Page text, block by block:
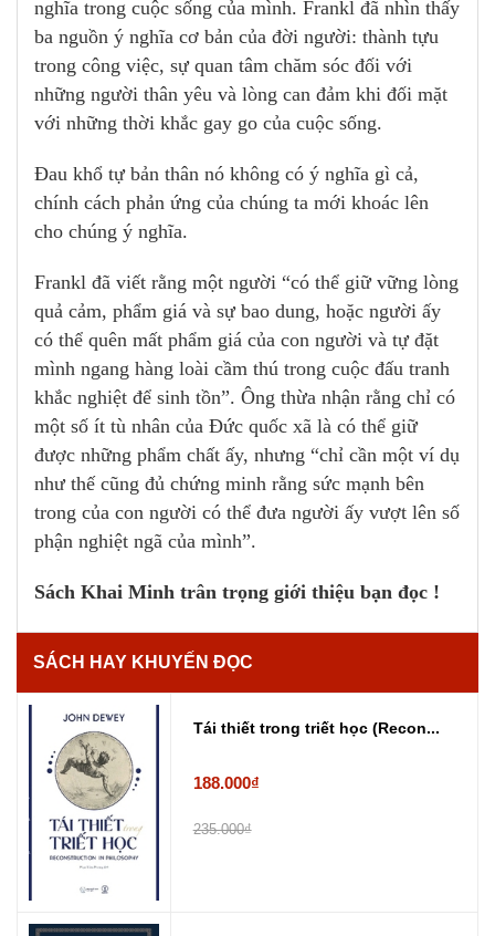
nghĩa trong cuộc sống của mình. Frankl đã nhìn thấy
ba nguồn ý nghĩa cơ bản của đời người: thành tựu
trong công việc, sự quan tâm chăm sóc đối với
những người thân yêu và lòng can đảm khi đối mặt
với những thời khắc gay go của cuộc sống.
Đau khổ tự bản thân nó không có ý nghĩa gì cả,
chính cách phản ứng của chúng ta mới khoác lên
cho chúng ý nghĩa.
Frankl đã viết rằng một người “có thể giữ vững lòng
quả cảm, phẩm giá và sự bao dung, hoặc người ấy
có thể quên mất phẩm giá của con người và tự đặt
mình ngang hàng loài cầm thú trong cuộc đấu tranh
khắc nghiệt để sinh tồn”. Ông thừa nhận rằng chỉ có
một số ít tù nhân của Đức quốc xã là có thể giữ
được những phẩm chất ấy, nhưng “chỉ cần một ví dụ
như thế cũng đủ chứng minh rằng sức mạnh bên
trong của con người có thể đưa người ấy vượt lên số
phận nghiệt ngã của mình”.
Sách Khai Minh trân trọng giới thiệu bạn đọc !
SÁCH HAY KHUYẾN ĐỌC
Tái thiết trong triết học (Recon...
188.000₫
235.000₫